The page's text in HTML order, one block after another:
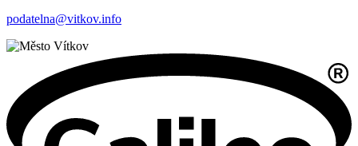
podatelna@vitkov.info